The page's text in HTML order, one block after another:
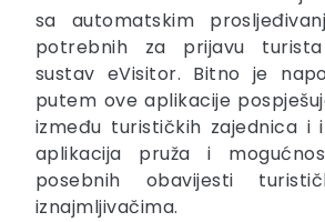
sa automatskim
potrebnih za prijavu
sustav eVisitor. Bitno je
putem ove aplikacije
između turističkih zajednica i
aplikacija pruža i
posebnih obavijesti
iznajmljivačima.